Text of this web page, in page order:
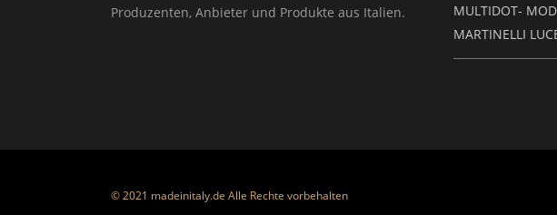
Produzenten, Anbieter und Produkte aus Italien.
MULTIDOT-
MARTINELLI
© 2021 madeinitaly.de Alle Rechte vorbehalten